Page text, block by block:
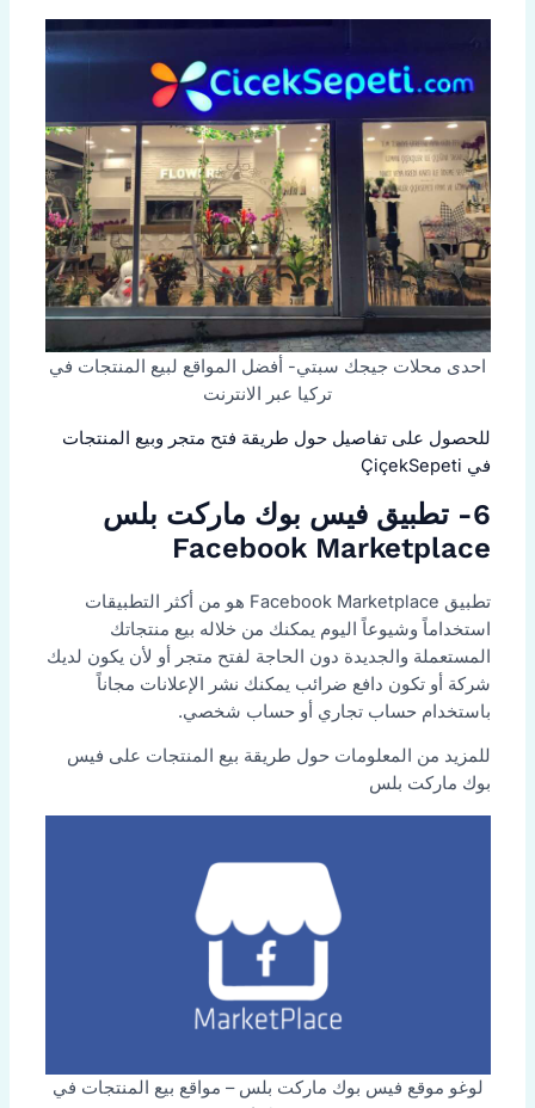
احدى محلات جيجك سبتي- أفضل المواقع لبيع المنتجات في
تركيا عبر الانترنت
للحصول على تفاصيل حول طريقة فتح متجر وبيع المنتجات
في ÇiçekSepeti
6- تطبيق فيس بوك ماركت بلس
Facebook Marketplace
تطبيق Facebook Marketplace هو من أكثر التطبيقات
استخداماً وشيوعاً اليوم يمكنك من خلاله بيع منتجاتك
المستعملة والجديدة دون الحاجة لفتح متجر أو لأن يكون لديك
شركة أو تكون دافع ضرائب يمكنك نشر الإعلانات مجاناً
باستخدام حساب تجاري أو حساب شخصي.
للمزيد من المعلومات حول طريقة بيع المنتجات على فيس
بوك ماركت بلس
لوغو موقع فيس بوك ماركت بلس – مواقع بيع المنتجات في